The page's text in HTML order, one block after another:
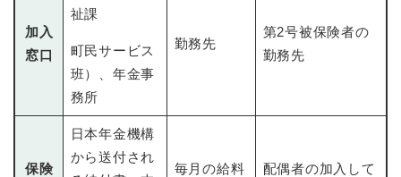
加入
窓口
祉課
町民サービス
班）、年金事
務所
勤務先
第2号被保険者の
勤務先
保険
日本年金機構
から送付され
毎月の給料
配偶者の加入して